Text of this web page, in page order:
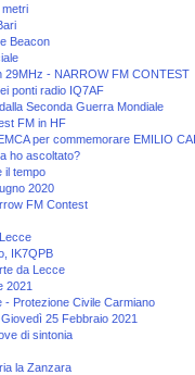
metri
Beacon
29MHz - NARROW FM CONTEST
ponti radio IQ7AF
Seconda Guerra Mondiale
FM in HF
per commemorare EMILIO
ho ascoltato?
il tempo
2020
FM Contest
IK7QPB
da Lecce
2021
- Protezione Civile Carmiano
25 Febbraio 2021
di sintonia
la Zanzara